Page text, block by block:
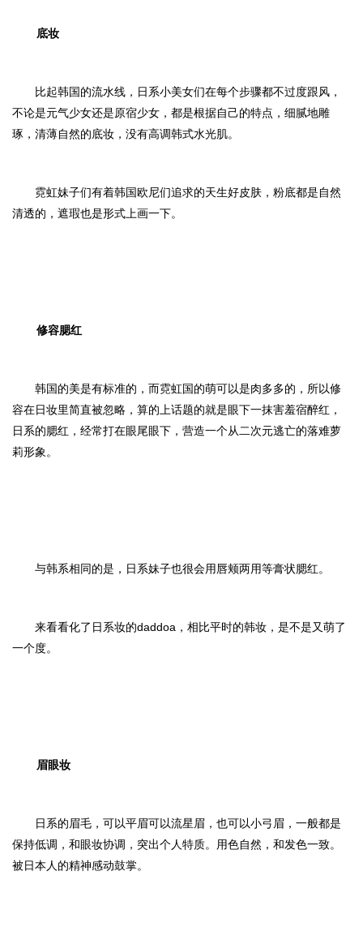
底妆
比起韩国的流水线，日系小美女们在每个步骤都不过度跟风，
不论是元气少女还是原宿少女，都是根据自己的特点，细腻地雕
琢，清薄自然的底妆，没有高调韩式水光肌。
霓虹妹子们有着韩国欧尼们追求的天生好皮肤，粉底都是自然
清透的，遮瑕也是形式上画一下。
修容腮红
韩国的美是有标准的，而霓虹国的萌可以是肉多多的，所以修
容在日妆里简直被忽略，算的上话题的就是眼下一抹害羞宿醉红，
日系的腮红，经常打在眼尾眼下，营造一个从二次元逃亡的落难萝
莉形象。
与韩系相同的是，日系妹子也很会用唇颊两用等膏状腮红。
来看看化了日系妆的daddoa，相比平时的韩妆，是不是又萌了
一个度。
眉眼妆
日系的眉毛，可以平眉可以流星眉，也可以小弓眉，一般都是
保持低调，和眼妆协调，突出个人特质。用色自然，和发色一致。
被日本人的精神感动鼓掌。